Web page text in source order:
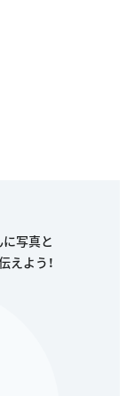
写真と
えよう！